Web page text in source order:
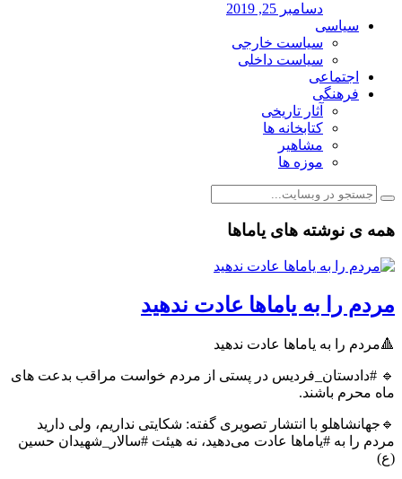
دسامبر 25, 2019
سیاسی
سیاست خارجی
سیاست داخلی
اجتماعی
فرهنگی
آثار تاریخی
کتابخانه ها
مشاهیر
موزه ها
همه ی نوشته های یاماها
مردم را به یاماها عادت ندهید
🔺مردم را به یاماها عادت ندهید
🔹 #دادستان_فردیس در پستی از مردم خواست مراقب بدعت های
ماه محرم باشند.
🔹جهانشاهلو با انتشار تصویری گفته: شکایتی نداریم، ولی دارید
مردم را به #یاماها عادت می‌دهید، نه هیئت #سالار_شهیدان حسین
(ع)